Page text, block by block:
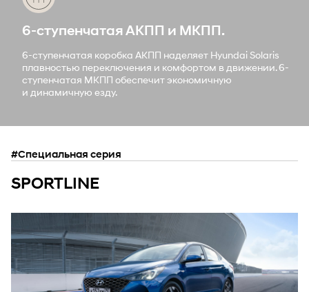
6-ступенчатая АКПП и МКПП.
6-ступенчатая коробка АКПП наделяет Hyundai Solaris
плавностью переключения и комфортом в движении. 6-
ступенчатая МКПП обеспечит экономичную
и динамичную езду.
#Специальная серия
SPORTLINE